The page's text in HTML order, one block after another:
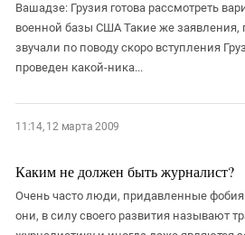
Вашадзе: Грузия готова рассмотреть
военной базы США Такие же заявления,
звучали по поводу скоро вступления
проведен какой-ника...
11:14, 12 марта 2009
Каким не должен быть журналист?
Очень часто люди, придавленные
они, в силу своего развития называют